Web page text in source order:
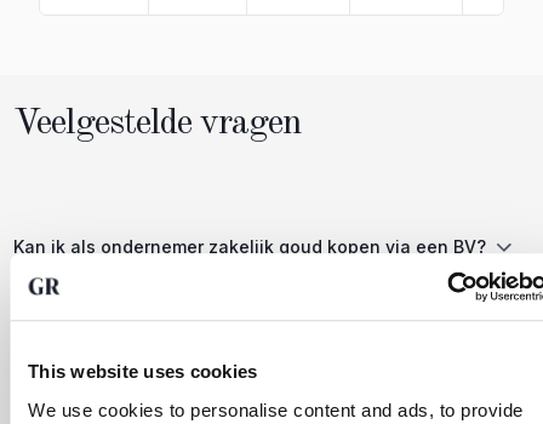
This website uses cookies
We use cookies to personalise content and ads, to provide
Veelgestelde vragen
Kan ik als ondernemer zakelijk goud kopen via een BV?
Ja, u kunt als ondernemer zakelijk goud kopen op naam
van uw BV, holding of andere rechtspersoon. De BV wordt
opgenomen. Bij GoldRepublic kunt u hiervoor een zakelijk
account openen, waarna u op dezelfde manier goud,